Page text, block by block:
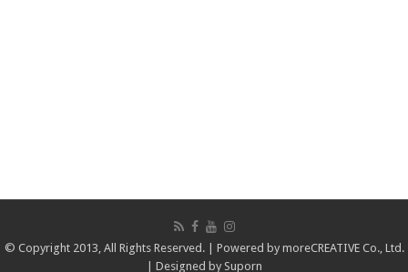
© Copyright 2013, All Rights Reserved. | Powered by moreCREATIVE Co., Ltd.
| Designed by Suporn